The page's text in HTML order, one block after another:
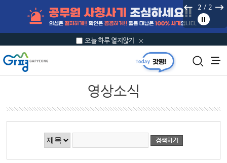
2 / 2
오늘 하루 열지않기
영상소식